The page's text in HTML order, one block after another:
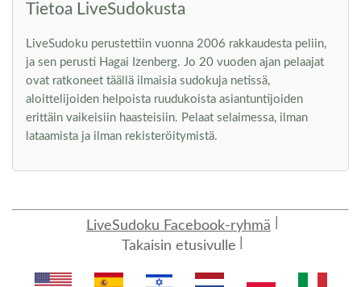
Tietoa LiveSudokusta
LiveSudoku perustettiin vuonna 2006 rakkaudesta peliin,
ja sen perusti Hagai Izenberg. Jo 20 vuoden ajan pelaajat
ovat ratkoneet täällä ilmaisia sudokuja netissä,
aloittelijoiden helpoista ruudukoista asiantuntijoiden
erittäin vaikeisiin haasteisiin. Pelaat selaimessa, ilman
lataamista ja ilman rekisteröitymistä.
LiveSudoku Facebook-ryhmä
Takaisin etusivulle